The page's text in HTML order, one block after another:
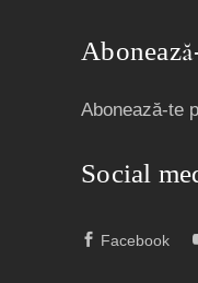
Abonează-te
Social
Facebook